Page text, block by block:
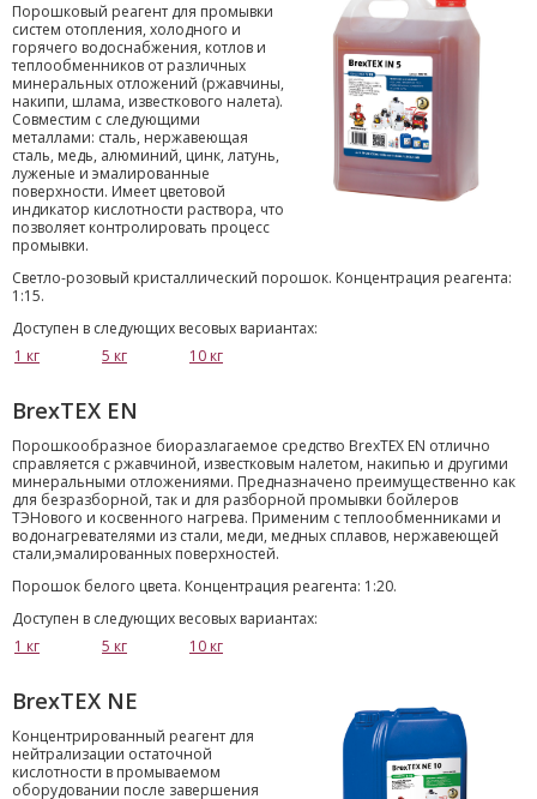
Порошковый реагент для промывки
систем отопления, холодного и
горячего водоснабжения, котлов и
теплообменников от различных
минеральных отложений (ржавчины,
накипи, шлама, известкового налета).
Совместим с следующими
металлами: сталь, нержавеющая
сталь, медь, алюминий, цинк, латунь,
луженые и эмалированные
поверхности. Имеет цветовой
индикатор кислотности раствора, что
позволяет контролировать процесс
промывки.
Светло-розовый кристаллический порошок. Концентрация реагента:
1:15.
Доступен в следующих весовых вариантах:
1 кг
5 кг 10 кг
BrexTEX EN
Порошкообразное биоразлагаемое средство BrexTEX EN отлично
справляется с ржавчиной, известковым налетом, накипью и другими
минеральными отложениями. Предназначено преимущественно как
для безразборной, так и для разборной промывки бойлеров
ТЭНового и косвенного нагрева. Применим с теплообменниками и
водонагревателями из стали, меди, медных сплавов, нержавеющей
стали,эмалированных поверхностей.
Порошок белого цвета. Концентрация реагента: 1:20.
Доступен в следующих весовых вариантах:
1 кг
5 кг 10 кг
BrexTEX NE
Концентрированный реагент для
нейтрализации остаточной
кислотности в промываемом
оборудовании после завершения